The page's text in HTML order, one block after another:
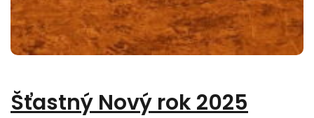
Šťastný Nový rok 2025